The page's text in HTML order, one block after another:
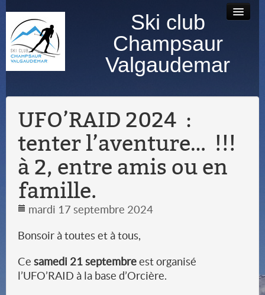
Ski club
Champsaur
Valgaudemar
Accueil Contact
photos
UFO’RAID 2024 :
tenter l’aventure… !!!
à 2, entre amis ou en
famille.
mardi 17 septembre 2024
Bonsoir à toutes et à tous,
Ce samedi 21 septembreest organisé
l’UFO’RAID à la base d’Orcière.